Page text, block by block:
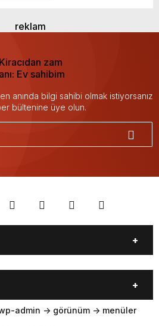
anında bilgi sahibi olmak istiyorsanız
bültenine üye olun.
Emlak Magazini
Deprem
admin -> görünüm -> menüler